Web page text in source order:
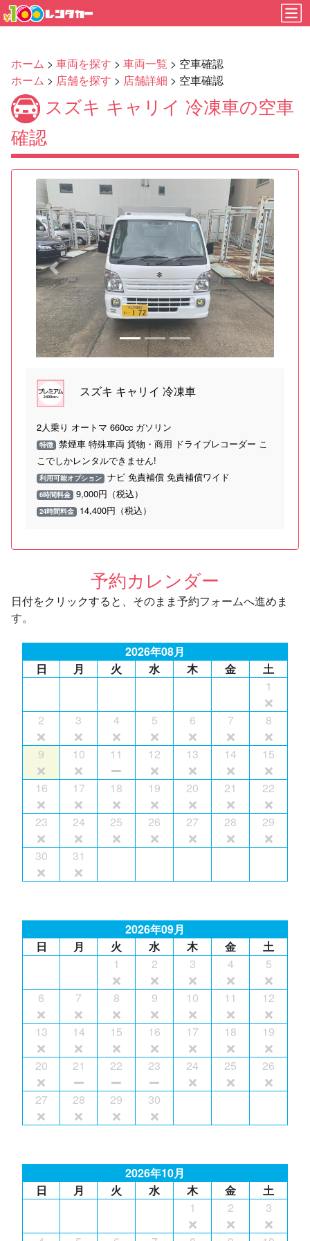
ホーム > 車両を探す > 車両一覧 > 空車確認
ホーム > 店舗を探す > 店舗詳細 > 空車確認
スズキ キャリイ 冷凍車の空車
確認
Previous Next
スズキ キャリイ 冷凍車
2人乗り オートマ 660cc ガソリン
特徴 禁煙車 特殊車両 貨物・商用 ドライブレコーダー こ
こでしかレンタルできません!
利用可能オプション ナビ 免責補償 免責補償ワイド
6時間料金 9,000円（税込）
24時間料金 14,400円（税込）
予約カレンダー
日付をクリックすると、そのまま予約フォームへ進めま
す。
2026年08月
日
月 火 水 木 金
土
1
2 3 4 5 6 7 8
9 10 11 12 13 14 15
16 17 18 19 20 21 22
23 24 25 26 27 28 29
30 31
2026年09月
日
月 火 水 木 金
土
1
2 3 4 5
6 7 8 9 10 11 12
13 14 15 16 17 18 19
20 21 22 23 24 25 26
27 28 29 30
2026年10月
日
月 火 水 木 金
土
1
2 3